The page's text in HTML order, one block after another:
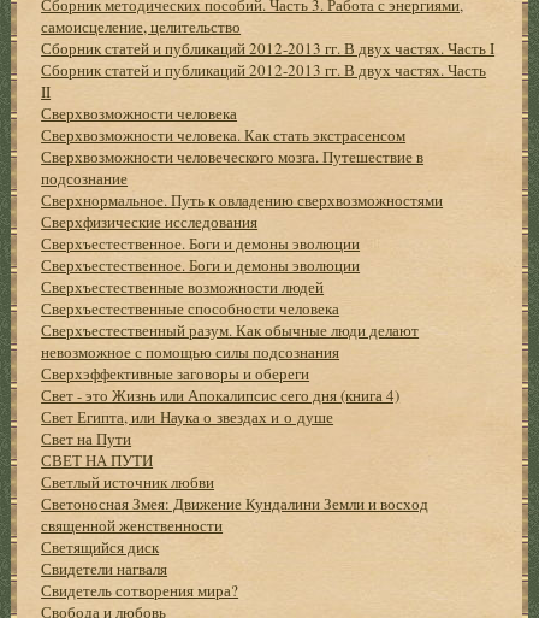
Сборник методических пособий. Часть 3. Работа с энергиями,
самоисцеление, целительство
Сборник статей и публикаций 2012-2013 гг. В двух частях. Часть I
Сборник статей и публикаций 2012-2013 гг. В двух частях. Часть
II
Сверхвозможности человека
Сверхвозможности человека. Как стать экстрасенсом
Сверхвозможности человеческого мозга. Путешествие в
подсознание
Сверхнормальное. Путь к овладению сверхвозможностями
Сверхфизические исследования
Сверхъестественное. Боги и демоны эволюции
Сверхъестественное. Боги и демоны эволюции
Сверхъестественные возможности людей
Сверхъестественные способности человека
Сверхъестественный разум. Как обычные люди делают
невозможное с помощью силы подсознания
Сверхэффективные заговоры и обереги
Свет - это Жизнь или Апокалипсис сего дня (книга 4)
Свет Египта, или Наука о звездах и о душе
Свет на Пути
СВЕТ НА ПУТИ
Светлый источник любви
Светоносная Змея: Движение Кундалини Земли и восход
священной женственности
Светящийся диск
Свидетели нагваля
Свидетель сотворения мира?
Свобода и любовь